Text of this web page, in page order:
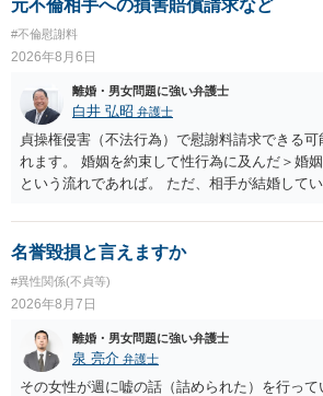
停での離婚に固執しないかいずれかの対応は
す。 お一人で対応するのは難しい側面もあり
ことを検討されると良いかと思われます。
元不倫相手への損害賠償請求など
#不倫慰謝料
2026年8月6日
離婚・男女問題に強い弁護士
白井 弘昭 弁護士
貞操権侵害（不法行為）で慰謝料請求できる
れます。 婚姻を約束して性行為に及んだ＞婚姻
という流れであれば。 ただ、相手が結婚して
性も認められそうですので、あまり慰謝料は
われます。 一度、最寄りの弁護士に相談してみ
名誉毀損と言えますか
#異性関係(不貞等)
2026年8月7日
離婚・男女問題に強い弁護士
泉 亮介 弁護士
その女性が週に嘘の話（詰められた）を行っ